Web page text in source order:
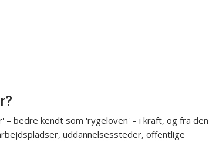
bedre kendt som 'rygeloven' – i kraft, og fra den
uddannelsessteder, offentlige